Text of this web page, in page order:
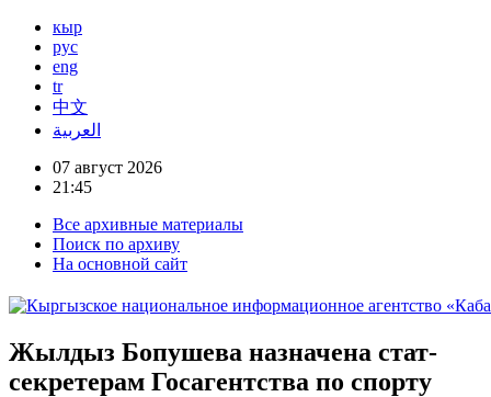
кыр
рус
eng
tr
中文
العربية
07 август 2026
21:45
Все архивные материалы
Поиск по архиву
На основной сайт
Жылдыз Бопушева назначена стат-
секретерам Госагентства по спорту